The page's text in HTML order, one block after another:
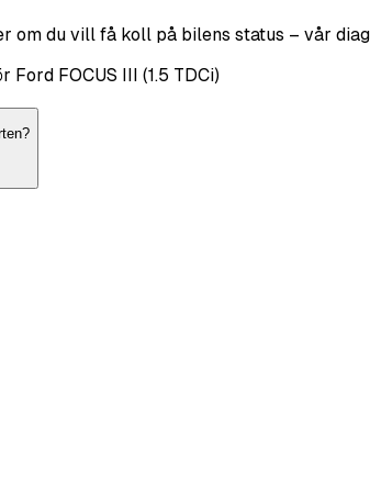
om du vill få koll på bilens status – vår
FOCUS III (1.5 TDCi)